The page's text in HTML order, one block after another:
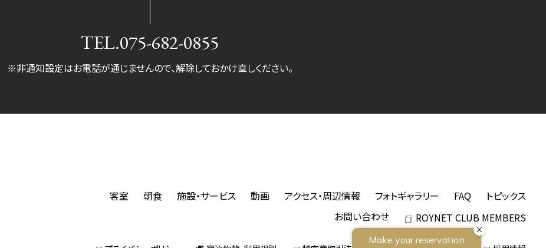
TEL.075-682-0855
※非通知設定はお電話が通じませんので、解除しておかけ直しください。
客室 朝食 施設・サービス 動画 アクセス・周辺情報 フォトギャラリー FAQ
トピックス
お問い合わせ
ROYNET CLUB MEMBERS